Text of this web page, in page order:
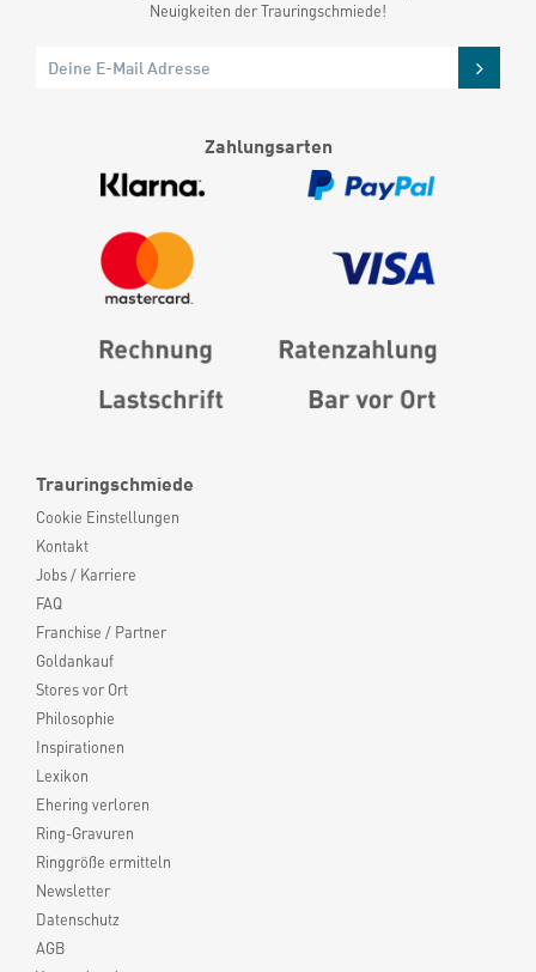
Trauringschmiede
Cookie Einstellungen
Kontakt
Jobs / Karriere
FAQ
Franchise / Partner
Goldankauf
Stores vor Ort
Philosophie
Inspirationen
Lexikon
Ehering verloren
Ring-Gravuren
Ringgröße ermitteln
Newsletter
Datenschutz
AGB
Neuigkeiten der Trauringschmiede!
Zahlungsarten